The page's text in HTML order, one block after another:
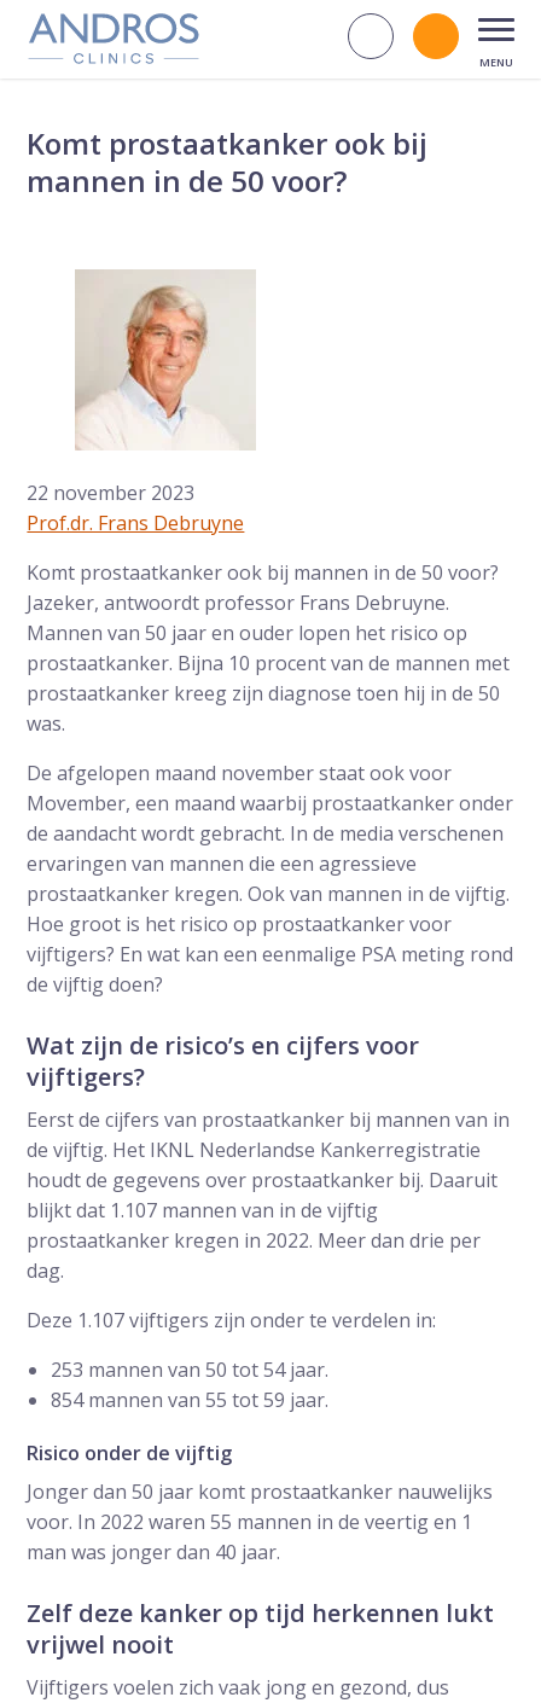
Navigatie overslaan
Zoek op
Bel
Komt prostaatkanker ook bij
mannen in de 50 voor?
22 november 2023
Prof.dr. Frans Debruyne
Komt prostaatkanker ook bij mannen in de 50 voor?
Jazeker, antwoordt professor Frans Debruyne.
Mannen van 50 jaar en ouder lopen het risico op
prostaatkanker. Bijna 10 procent van de mannen met
prostaatkanker kreeg zijn diagnose toen hij in de 50
was.
De afgelopen maand november staat ook voor
Movember, een maand waarbij prostaatkanker onder
de aandacht wordt gebracht. In de media verschenen
ervaringen van mannen die een agressieve
prostaatkanker kregen. Ook van mannen in de vijftig.
Hoe groot is het risico op prostaatkanker voor
vijftigers? En wat kan een eenmalige PSA meting rond
de vijftig doen?
Wat zijn de risico’s en cijfers voor
vijftigers?
Eerst de cijfers van prostaatkanker bij mannen van in
de vijftig. Het IKNL Nederlandse Kankerregistratie
houdt de gegevens over prostaatkanker bij. Daaruit
blijkt dat 1.107 mannen van in de vijftig
prostaatkanker kregen in 2022. Meer dan drie per
dag.
Deze 1.107 vijftigers zijn onder te verdelen in:
253 mannen van 50 tot 54 jaar.
854 mannen van 55 tot 59 jaar.
Risico onder de vijftig
Jonger dan 50 jaar komt prostaatkanker nauwelijks
voor. In 2022 waren 55 mannen in de veertig en 1
man was jonger dan 40 jaar.
Zelf deze kanker op tijd herkennen lukt
vrijwel nooit
Vijftigers voelen zich vaak jong en gezond, dus